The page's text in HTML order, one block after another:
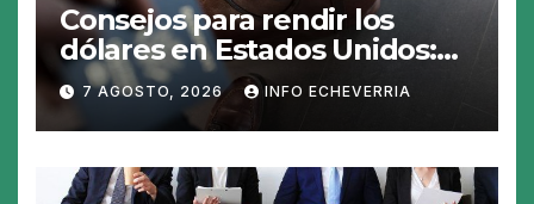
Consejos para rendir los
dólares en Estados Unidos:
claves para no gastar de más
en el viaje
7 AGOSTO, 2026 INFO ECHEVERRIA